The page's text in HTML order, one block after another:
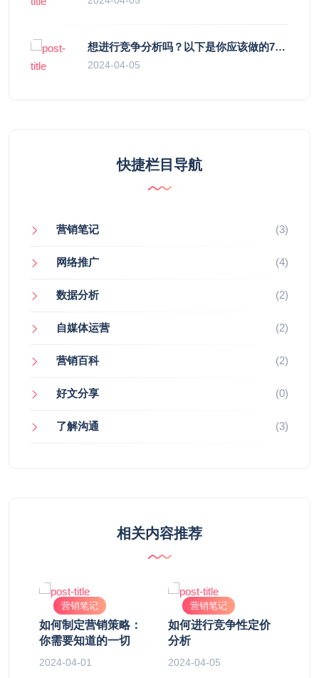
想进行竞争分析吗？以下是你应该做的7个理由
2024-04-05
快捷栏目导航
营销笔记 (3)
网络推广 (4)
数据分析 (2)
自媒体运营 (2)
营销百科 (2)
好文分享 (0)
了解沟通 (3)
相关内容推荐
营销笔记
如何制定营销策略：
你需要知道的一切
2024-04-01
营销笔记
如何进行竞争性定价
分析
2024-04-05